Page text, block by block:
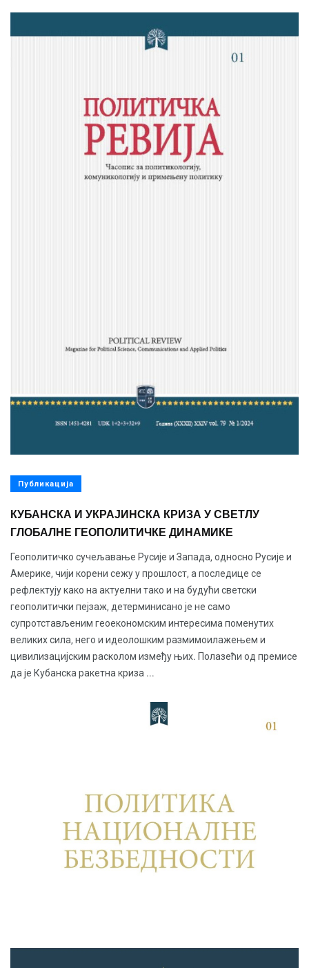
Публикација
КУБАНСКА И УКРАЈИНСКА КРИЗА У СВЕТЛУ
ГЛОБАЛНЕ ГЕОПОЛИТИЧКЕ ДИНАМИКЕ
Геополитичко сучељавање Русије и Запада, односно Русије и
Америке, чији корени сежу у прошлост, а последице се
рефлектују како на актуелни тако и на будући светски
геополитички пејзаж, детерминисано је не само
супротстављеним геоекономским интересима поменутих
великих сила, него и идеолошким размимоилажењем и
цивилизацијским расколом између њих. Полазећи од премисе
да је Кубанска ракетна криза ...